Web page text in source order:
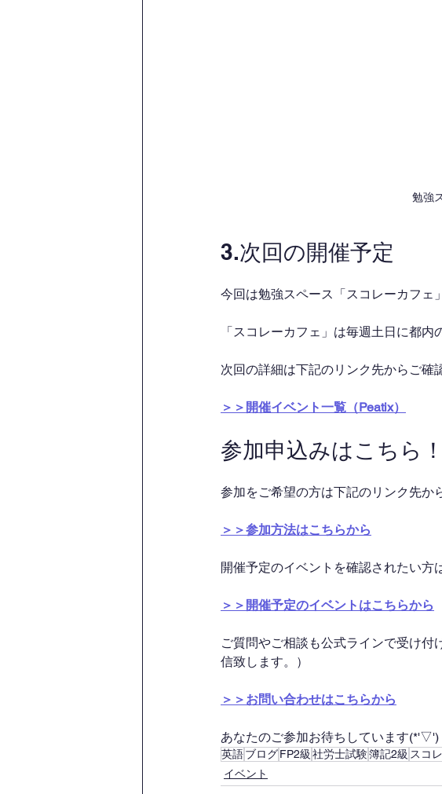
勉強
3.次回の開催予定
今回は勉強スペース「スコレーカフェ
「スコレーカフェ」は毎週土日に都内
次回の詳細は下記のリンク先からご確
＞＞開催イベント一覧（Peatix）
参加申込みはこちら！
参加をご希望の方は下記のリンク先か
＞＞参加方法はこちらから
開催予定のイベントを確認されたい方
＞＞開催予定のイベントはこちらから
ご質問やご相談も公式ラインで受け
信致します。）
＞＞お問い合わせはこちらから
あなたのご参加お待ちしています(*'▽')
英語ブログFP2級 社労士試験簿記2級 スコ
イベント